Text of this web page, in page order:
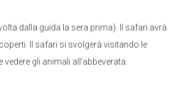
dalla guida la sera prima). Il safari avrà
Il safari si svolgerà visitando le
gli animali all’abbeverata.